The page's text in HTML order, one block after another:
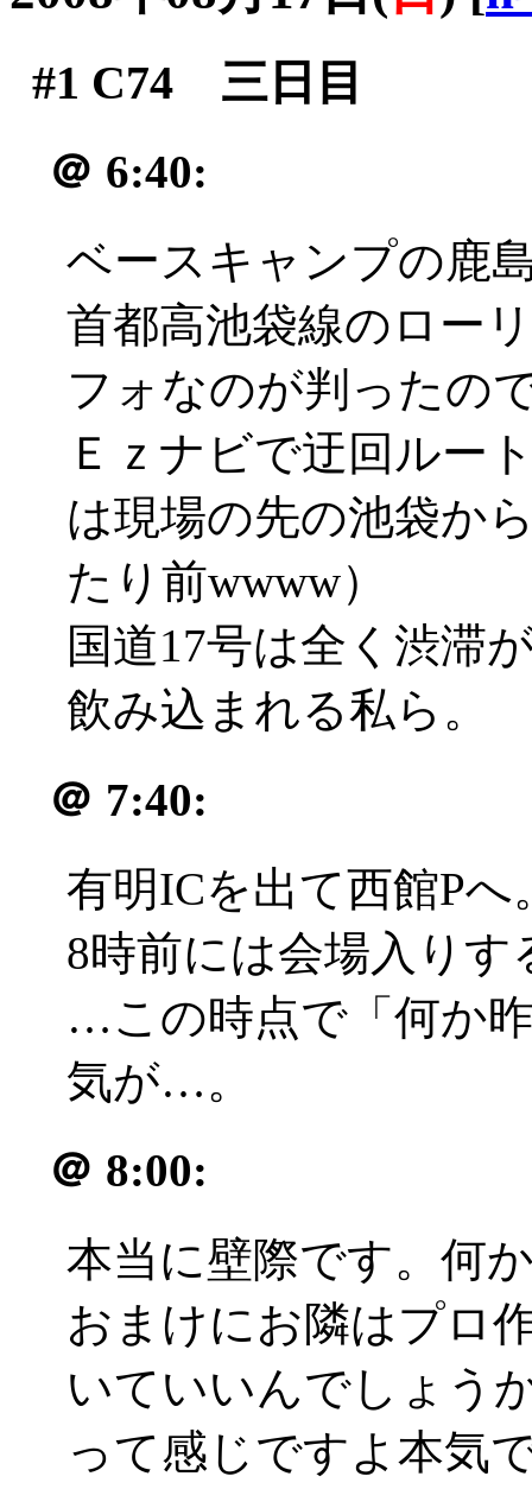
#1 C74 三日目
＠ 6:40:
ベースキャンプの鹿
首都高池袋線のロー
フォなのが判ったの
Ｅｚナビで迂回ルー
は現場の先の池袋か
たり前wwww）
国道17号は全く渋滞
飲み込まれる私ら。
＠ 7:40:
有明ICを出て西館Pへ
8時前には会場入り
…この時点で「何か
気が…。
＠ 8:00:
本当に壁際です。何
おまけにお隣はプロ
いていいんでしょう
って感じですよ本気